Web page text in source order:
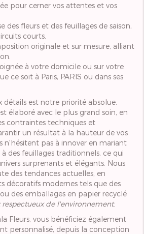
pour cerner vos attentes et vos
des fleurs et des feuillages de saison,
courts.
originale et sur mesure, alliant
à votre domicile ou sur votre
ce soit à Paris, PARIS ou dans ses
est notre priorité absolue.
élaboré avec le plus grand soin, en
contraintes techniques et
un résultat à la hauteur de vos
n'hésitent pas à innover en mariant
des feuillages traditionnels, ce qui
surprenants et élégants. Nous
des tendances actuelles, en
décoratifs modernes tels que des
des emballages en papier recyclé
respectueux de l'environnement.
Fleurs, vous bénéficiez également
personnalisé, depuis la conception